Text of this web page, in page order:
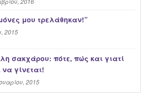
μου τρελάθηκαν!”
2015
σακχάρου: πότε, πώς και γιατί
να γίνεται!
2015